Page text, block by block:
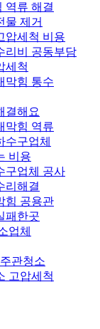
역류 해결
물 제거
압세척 비용
리비 공동부담
세척
막힘 통수
결해요
막힘 역류
수구업체
비용
구업체 공사
리해결
힘 공용관
패한곳
업체
관청소
고압세척